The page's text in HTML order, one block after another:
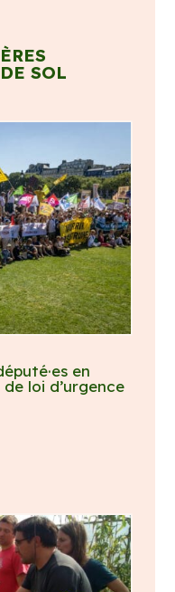
SOL
en
loi d’urgence